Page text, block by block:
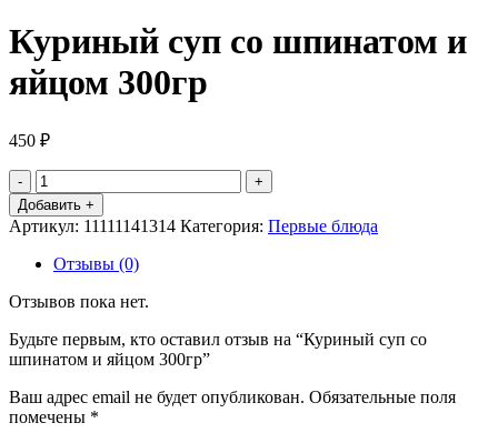
Куриный суп со шпинатом и
яйцом 300гр
450 ₽
Количество
товара
Куриный
суп
со
шпинатом
и
300гр
Добавить +
Артикул: 11111141314 Категория: Первые блюда
Отзывы (0)
Отзывов пока нет.
Будьте первым, кто оставил отзыв на “Куриный суп со
шпинатом и яйцом 300гр”
Ваш адрес email не будет опубликован. Обязательные поля
помечены *